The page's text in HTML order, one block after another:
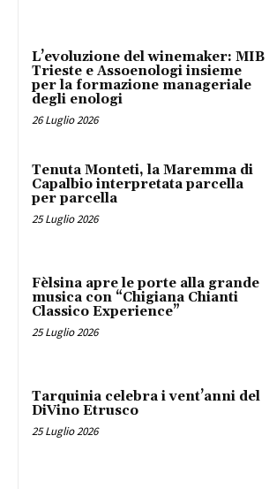
L’evoluzione del winemaker: MIB
Trieste e Assoenologi insieme
per la formazione manageriale
degli enologi
26 Luglio 2026
Tenuta Monteti, la Maremma di
Capalbio interpretata parcella
per parcella
25 Luglio 2026
Fèlsina apre le porte alla grande
musica con “Chigiana Chianti
Classico Experience”
25 Luglio 2026
Tarquinia celebra i vent’anni del
DiVino Etrusco
25 Luglio 2026